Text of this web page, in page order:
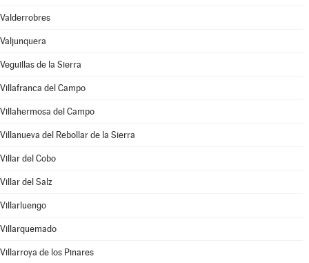
Valderrobres
Valjunquera
Veguillas de la Sierra
Villafranca del Campo
Villahermosa del Campo
Villanueva del Rebollar de la Sierra
Villar del Cobo
Villar del Salz
Villarluengo
Villarquemado
Villarroya de los Pinares